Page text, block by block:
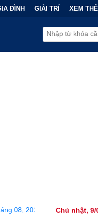
ĐÌNH GIẢI TRÍ XEM
Chủ nhật, 9/
08, 2026 • Bi